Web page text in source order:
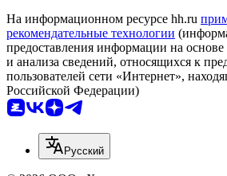
На информационном ресурсе hh.ru
рекомендательные технологии
предоставления информации на основе
и анализа сведений, относящихся к
пользователей сети «Интернет»,
Российской Федерации)
Русский